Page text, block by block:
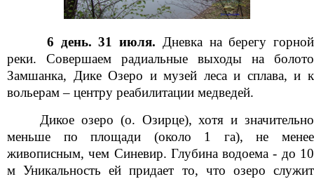
6 день. 31 июля. Дневка на берегу горной
реки. Совершаем радиальные выходы на болото
Замшанка, Дике Озеро и музей леса и сплава, и к
вольерам – центру реабилитации медведей.
Дикое озеро (о. Озирце), хотя и значительно
меньше по площади (около 1 га), не менее
живописным, чем Синевир. Глубина водоема - до 10
м Уникальность ей придает то, что озеро служит